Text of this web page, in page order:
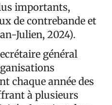
importants,
de contrebande et
Julien, 2024).
général
chaque année des
à plusieurs